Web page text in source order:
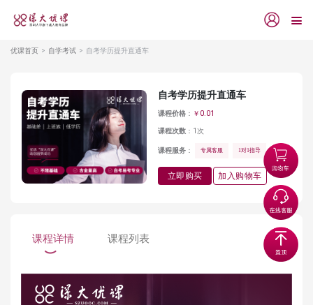
优课首页 自学考试 自考学历提升直通车
自考学历提升直通车
课程价格 ： ￥0.01
课程次数 ： 1次
课程服务 ： 专属客服 1对1指导
立即购买 加入购物车
课程详情 课程列表